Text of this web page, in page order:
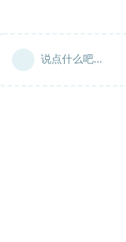
说点什么吧...